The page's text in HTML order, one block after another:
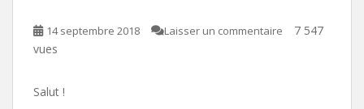
14 septembre 2018 Laisser un commentaire
7 547
vues
Salut !